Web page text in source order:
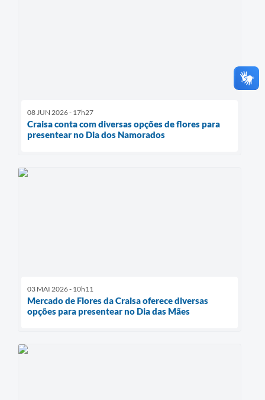
08 JUN 2026 - 17h27
Craisa conta com diversas opções de flores para
presentear no Dia dos Namorados
03 MAI 2026 - 10h11
Mercado de Flores da Craisa oferece diversas
opções para presentear no Dia das Mães